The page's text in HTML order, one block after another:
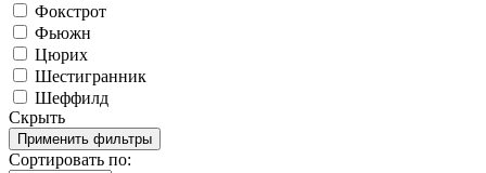
Фокстрот
Фьюжн
Цюрих
Шестигранник
Шеффилд
Скрыть
Сортировать по: